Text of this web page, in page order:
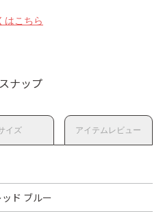
はこちら
ナップ
イズ アイテムレビュー
ド ブルー